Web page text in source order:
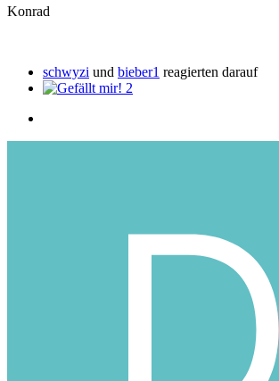
Konrad
schwyzi und bieber1 reagierten darauf
2